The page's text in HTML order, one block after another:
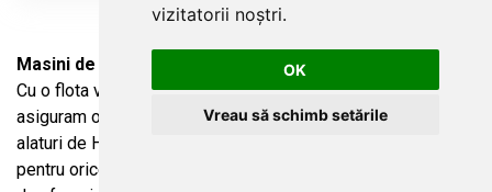
vizitatorii noștri.
OK
Vreau să schimb setările
Masini de inchiriat Cluj
direct de la Aeroport.
Cu o flota variata de vehicule moderne si bine intretinute,
asiguram o experinta de inchiriere rapida si fara probleme
alaturi de Hermin. Beneficiati de
pentru orice tip de calatorie, fie ca este vorba de o excursie